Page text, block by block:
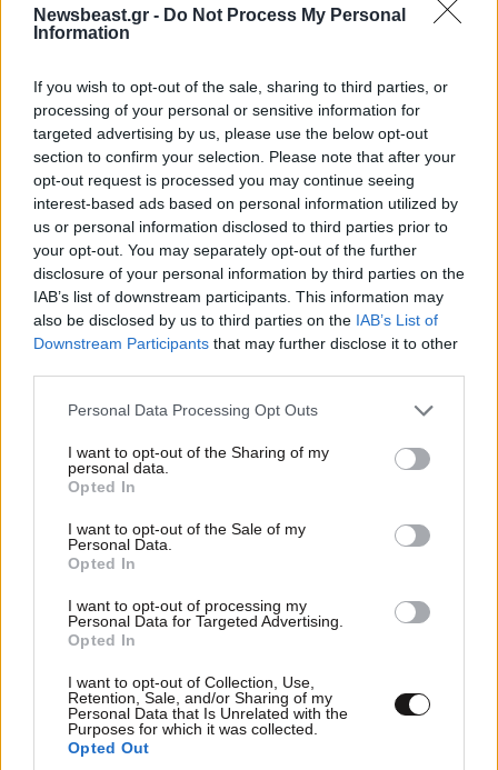
Newsbeast.gr - Do Not Process My Personal
Information
If you wish to opt-out of the sale, sharing to third parties, or
processing of your personal or sensitive information for
targeted advertising by us, please use the below opt-out
section to confirm your selection. Please note that after your
opt-out request is processed you may continue seeing
interest-based ads based on personal information utilized by
us or personal information disclosed to third parties prior to
your opt-out. You may separately opt-out of the further
disclosure of your personal information by third parties on the
IAB’s list of downstream participants. This information may
also be disclosed by us to third parties on the IAB’s List of
Downstream Participants that may further disclose it to other
Please note that this website/app uses one or more Google
not limited to your visit or usage behaviour. You may click to
grant or deny consent to Google and its third-party tags to
use your data for below specified purposes in below Google
consent section.
Personal Data Processing Opt Outs
I want to opt-out of the Sharing of my
personal data.
Opted In
I want to opt-out of the Sale of my
Personal Data.
Opted In
I want to opt-out of processing my
Personal Data for Targeted Advertising.
Opted In
I want to opt-out of Collection, Use,
Retention, Sale, and/or Sharing of my
Personal Data that Is Unrelated with the
Purposes for which it was collected.
Opted Out
Xountalas 10·05·2021 23:41
"Όσα φέρνει μια στιγμή δεν τα φέρνει ο χρόνος
όλος", λέει μία παροιμία του ( κάποτε) σοφού
ελληνικού λαού.
Απαντήστε
Καλό παράδεισο.. 10·05·2021 23:18
Στο αγγελούδι. Τι φταίνε και οι καημένοι γονείς
μεροκάματο στα χωράφια προσπαθούσαν να βγάλουν
Απαντήστε
Τι σημαινει "καλο παραδεισο"; υπαρχει και κακος
ενας αντιγραφει οτι πεταει ο διπλανος χωρις
κανενα νοημα.